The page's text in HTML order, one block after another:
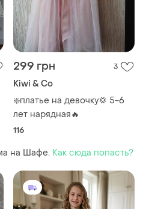
299 грн 3
Kiwi & Co
❇️платье на девочку💢 5-6
лет нарядная🔥
116
на Шафе. Как сюда попасть?